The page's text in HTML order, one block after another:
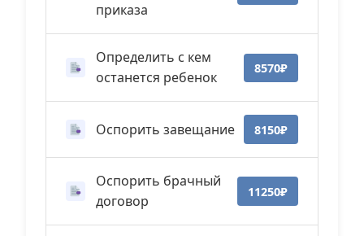
приказа
Определить с кем
останется ребенок
8570₽
Оспорить завещание 8150₽
Оспорить брачный
договор
11250₽